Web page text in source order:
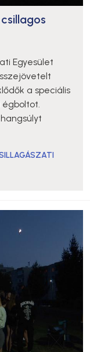
Egyesület
a speciális